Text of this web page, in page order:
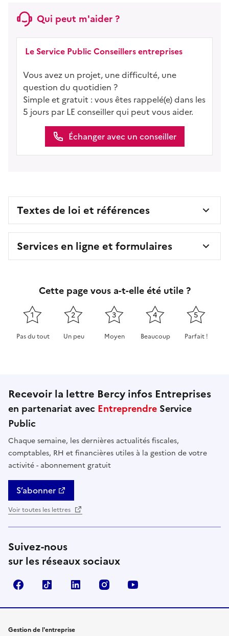
Qui peut m'aider ?
Le Service Public Conseillers entreprises
Vous avez un projet, une difficulté, une
question du quotidien ?
Simple et gratuit : vous êtes rappelé(e) dans les
5 jours par LE conseiller qui peut vous aider.
Échanger avec un conseiller
Textes de loi et références
Services en ligne et formulaires
Cette page vous a-t-elle été utile ?
1
Pas du tout
2
Un peu
3
Moyen
4
Beaucoup
5
Parfait !
Recevoir la lettre Bercy infos Entreprises
en partenariat avec Entreprendre Service
Public
Chaque semaine, les dernières actualités fiscales,
comptables, RH et financières utiles à la gestion de votre
activité - abonnement gratuit
S’abonner
Voir toutes les lettres
Suivez-nous
sur les réseaux sociaux
FacebookTikTok Linkedin Instagram
Gestion de l'entreprise